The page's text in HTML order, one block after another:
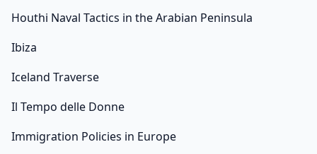
Houthi Naval Tactics in the Arabian Peninsula
Ibiza
Iceland Traverse
Il Tempo delle Donne
Immigration Policies in Europe